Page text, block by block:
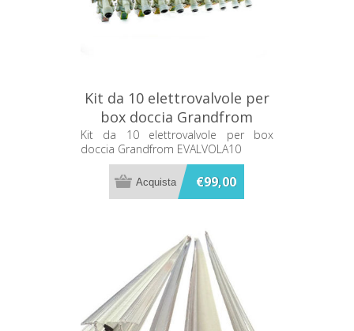
Kit da 10 elettrovalvole per
box doccia Grandfrom
EVALVOLA10
Kit da 10 elettrovalvole per box
doccia Grandfrom EVALVOLA10
€99,00